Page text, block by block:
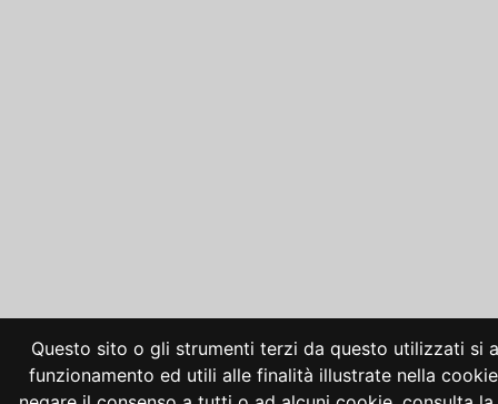
Questo sito o gli strumenti terzi da questo utilizzati si
funzionamento ed utili alle finalità illustrate nella